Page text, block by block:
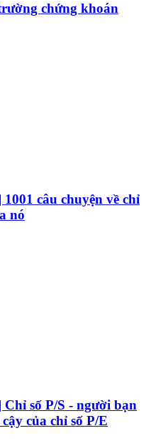
chứng khoán
câu chuyện về chỉ
nó
số P/S - người bạn
của chỉ số P/E